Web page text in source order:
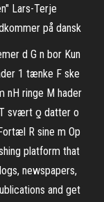
Lars-Terje
på dansk
d G n bor Kun
1 tænke F ske
nH ringe M hader
svært ƍ datter o
R sine m Op
platform that
newspapers,
and get